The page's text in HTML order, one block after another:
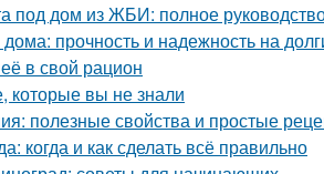
под дом из ЖБИ: полное руководство
прочность и надежность на
в свой рацион
которые вы не знали
полезные свойства и простые
когда и как сделать всё правильно